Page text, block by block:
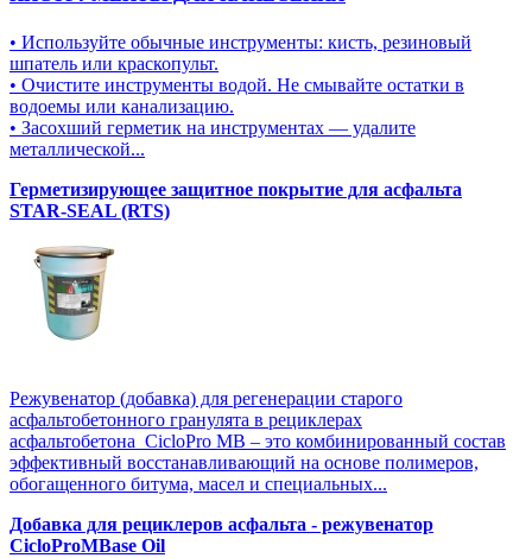
• Используйте обычные инструменты: кисть, резиновый
шпатель или краскопульт.
• Очистите инструменты водой. Не смывайте остатки в
водоемы или канализацию.
• Засохший герметик на инструментах — удалите
металлической...
Герметизирующее защитное покрытие для асфальта
STAR-SEAL (RTS)
Режувенатор (добавка) для регенерации старого
асфальтобетонного гранулята в рециклерах
асфальтобетона CicloPro MB – это комбинированный состав
эффективный восстанавливающий на основе полимеров,
обогащенного битума, масел и специальных...
Добавка для рециклеров асфальта - режувенатор
CicloProMBase Oil